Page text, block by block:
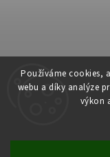
Používáme cookies,
webu a díky analýze
výkon
Copyright 2026
Grafický